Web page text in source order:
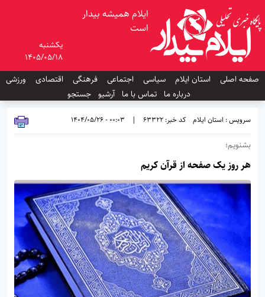
ایلام همیشه بیدار
است
یکشنبه
1405/05/18
صفحه اصلی
استان ایلام سیاسی اجتماعی فرهنگی اقتصادی
ورزشی
درباره ما تماس با ما آرشیو جستجو
سرویس : استان ایلام کد خبر: 63322 |
00:03 - 1404/05/26
بشنویم؛
هر روز یک صفحه از قرآن کریم